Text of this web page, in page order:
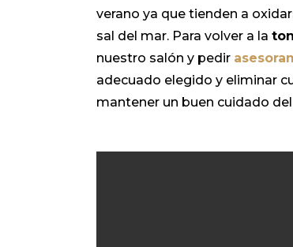
verano ya que tienden a
sal del mar. Para volver a la
nuestro salón y pedir
adecuado elegido y eliminar
mantener un buen cuidado